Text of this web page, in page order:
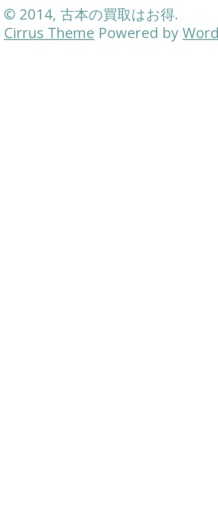
© 2014, 古本の買取はお得.
Cirrus Theme Powered by